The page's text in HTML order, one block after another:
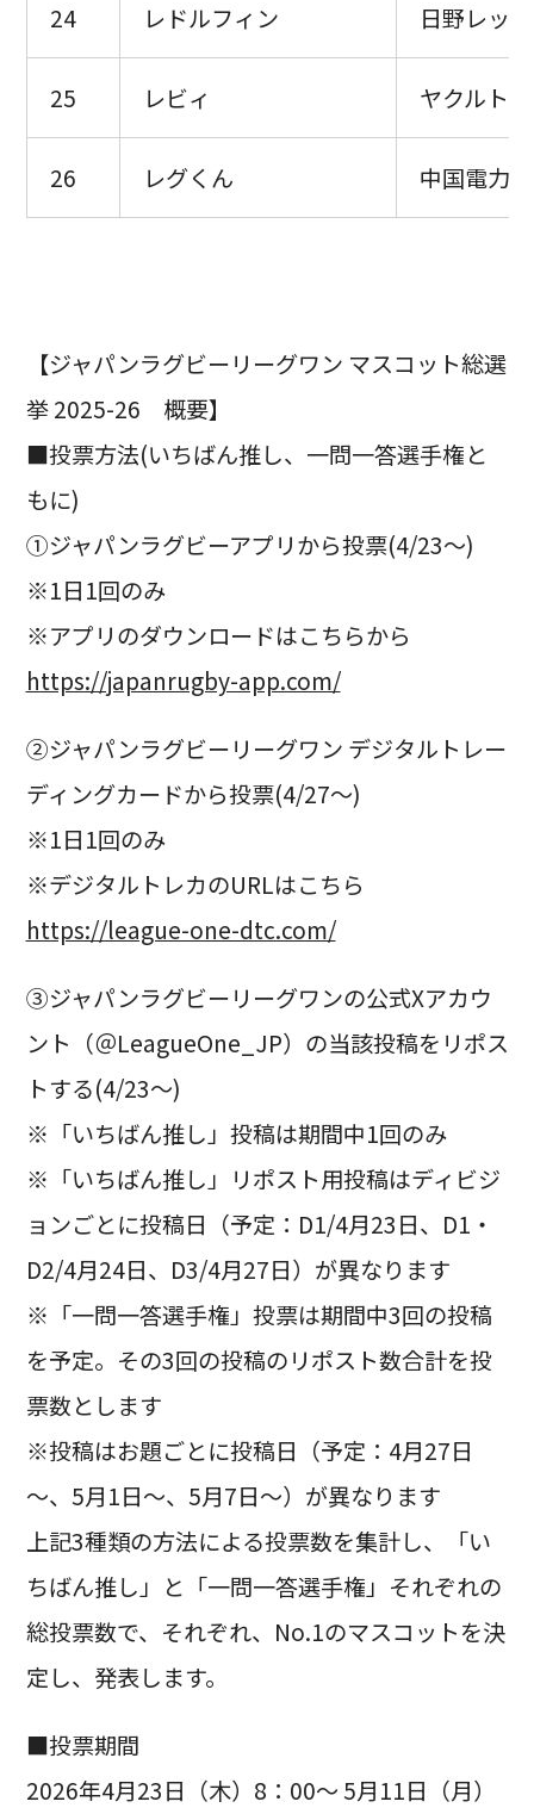
24 レドルフィン 日野レッ
25 レビィ ヤクルト
26 レグくん 中国電力
【ジャパンラグビーリーグワン マスコット総選
挙 2025-26 概要】
■投票方法(いちばん推し、一問一答選手権と
もに)
①ジャパンラグビーアプリから投票(4/23～)
※1日1回のみ
※アプリのダウンロードはこちらから
https://japanrugby-app.com/
②ジャパンラグビーリーグワン デジタルトレー
ディングカードから投票(4/27～)
※1日1回のみ
※デジタルトレカのURLはこちら
https://league-one-dtc.com/
③ジャパンラグビーリーグワンの公式Xアカウ
ント（＠LeagueOne_JP）の当該投稿をリポス
トする(4/23～)
※「いちばん推し」投稿は期間中1回のみ
※「いちばん推し」リポスト用投稿はディビジ
ョンごとに投稿日（予定：D1/4月23日、D1・
D2/4月24日、D3/4月27日）が異なります
※「一問一答選手権」投票は期間中3回の投稿
を予定。その3回の投稿のリポスト数合計を投
票数とします
※投稿はお題ごとに投稿日（予定：4月27日
～、5月1日～、5月7日～）が異なります
上記3種類の方法による投票数を集計し、「い
ちばん推し」と「一問一答選手権」それぞれの
総投票数で、それぞれ、No.1のマスコットを決
定し、発表します。
■投票期間
2026年4月23日（木）8：00～ 5月11日（月）